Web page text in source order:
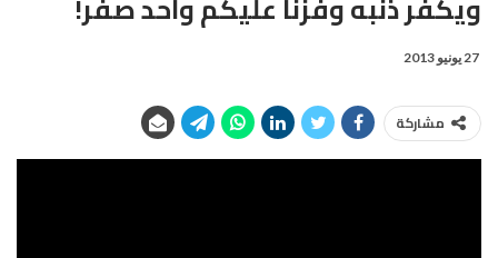
27 يونيو 2013
مشاركة